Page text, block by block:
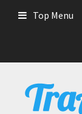
Top Menu